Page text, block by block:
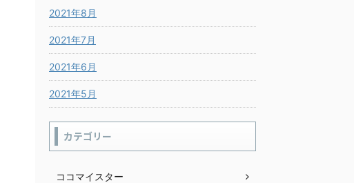
2021年8月
2021年7月
2021年6月
2021年5月
カテゴリー
ココマイスター